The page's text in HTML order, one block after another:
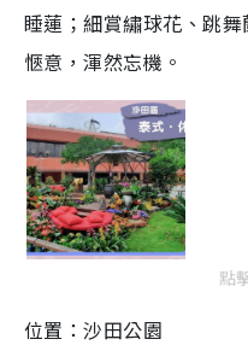
睡蓮；細賞繡球花、跳
愜意，渾然忘機。
點
位置：沙田公園